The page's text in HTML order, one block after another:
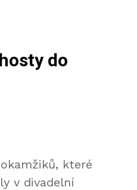
do
které
v divadelní